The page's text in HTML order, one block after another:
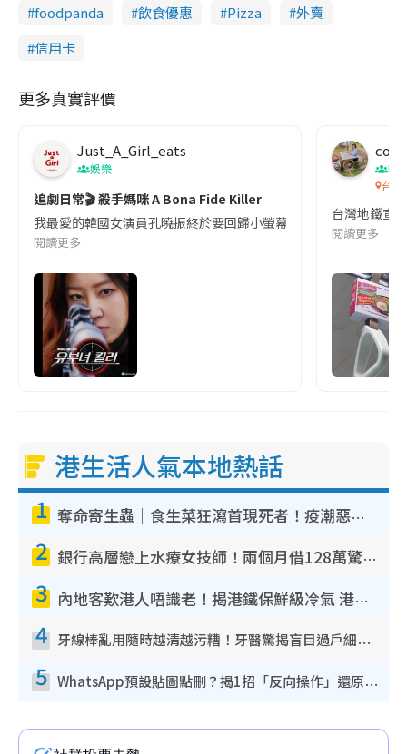
foodpanda
飲食優惠 Pizza
外賣
信用卡
更多真實評價
Just_A_Girl_eats
娛樂
追劇日常🎬 殺手媽咪 A Bona Fide Killer
我最愛的韓國女演員孔曉振終於要回歸小螢幕啦!這次的劇本改編
閱讀更多
co
吹
台灣
台灣地鐵宣
閱讀更多
港生活人氣本地熱話
1 奪命寄生蟲｜食生菜狂瀉首現死者！疫潮惡化錄1.8萬宗病例 揭洗菜3大謬誤
2 銀行高層戀上水療女技師！兩個月借128萬驚覺「沉船」沉落火海 揭背後疑似邪教操控賣淫
3 內地客歎港人唔識老！揭港鐵保鮮級冷氣 港人求放過：咪投訴
4 牙線棒亂用隨時越清越污糟！牙醫驚揭盲目過戶細菌恐致蛀牙：呢種先係日常真保養
5 WhatsApp預設貼圖點刪？揭1招「反向操作」還原簡潔介面 附3步實測教學